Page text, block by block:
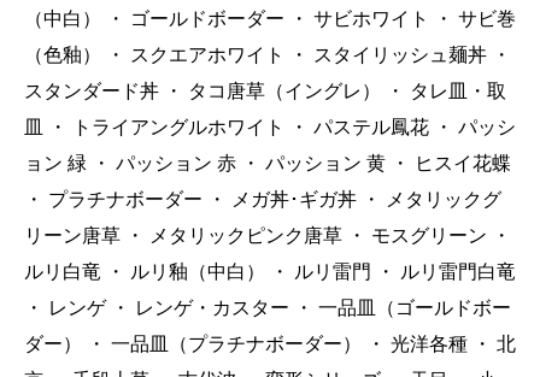
（中白）
・ ゴールドボーダー ・ サビホワイト ・ サビ巻
（色釉）
・ スクエアホワイト ・ スタイリッシュ麺丼
・
スタンダード丼
・ タコ唐草（イングレ） ・
タレ皿・取
皿
・ トライアングルホワイト ・ パステル鳳花 ・ パッシ
ョン 緑
・ パッション 赤 ・ パッション 黄 ・
ヒスイ花蝶
・
プラチナボーダー ・ メガ丼･ギガ丼 ・
メタリックグ
リーン唐草
・ メタリックピンク唐草 ・ モスグリーン
・
ルリ白竜
・ ルリ釉（中白） ・ ルリ雷門 ・
ルリ雷門白竜
・
レンゲ ・ レンゲ・カスター ・ 一品皿（ゴールドボー
ダー）
・ 一品皿（プラチナボーダー） ・ 光洋各種 ・ 北